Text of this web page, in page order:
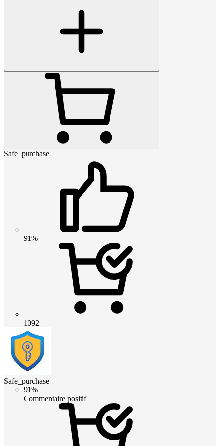
Safe_purchase
91%
1092
Safe_purchase
91%
Commentaire positif